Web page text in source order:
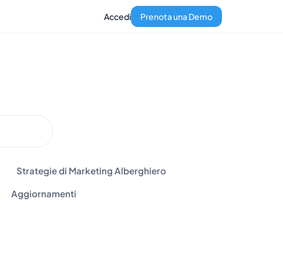
Accedi Prenota una Demo
Strategie di Marketing Alberghiero
Aggiornamenti